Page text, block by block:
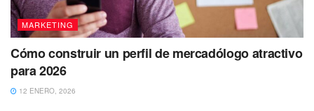
MARKETING
Cómo construir un perfil de mercadólogo atractivo
para 2026
12 ENERO, 2026